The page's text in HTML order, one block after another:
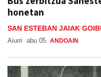
honetan
SAN ESTEBAN JAIAK
Aiurri abu 05 ANDOAIN